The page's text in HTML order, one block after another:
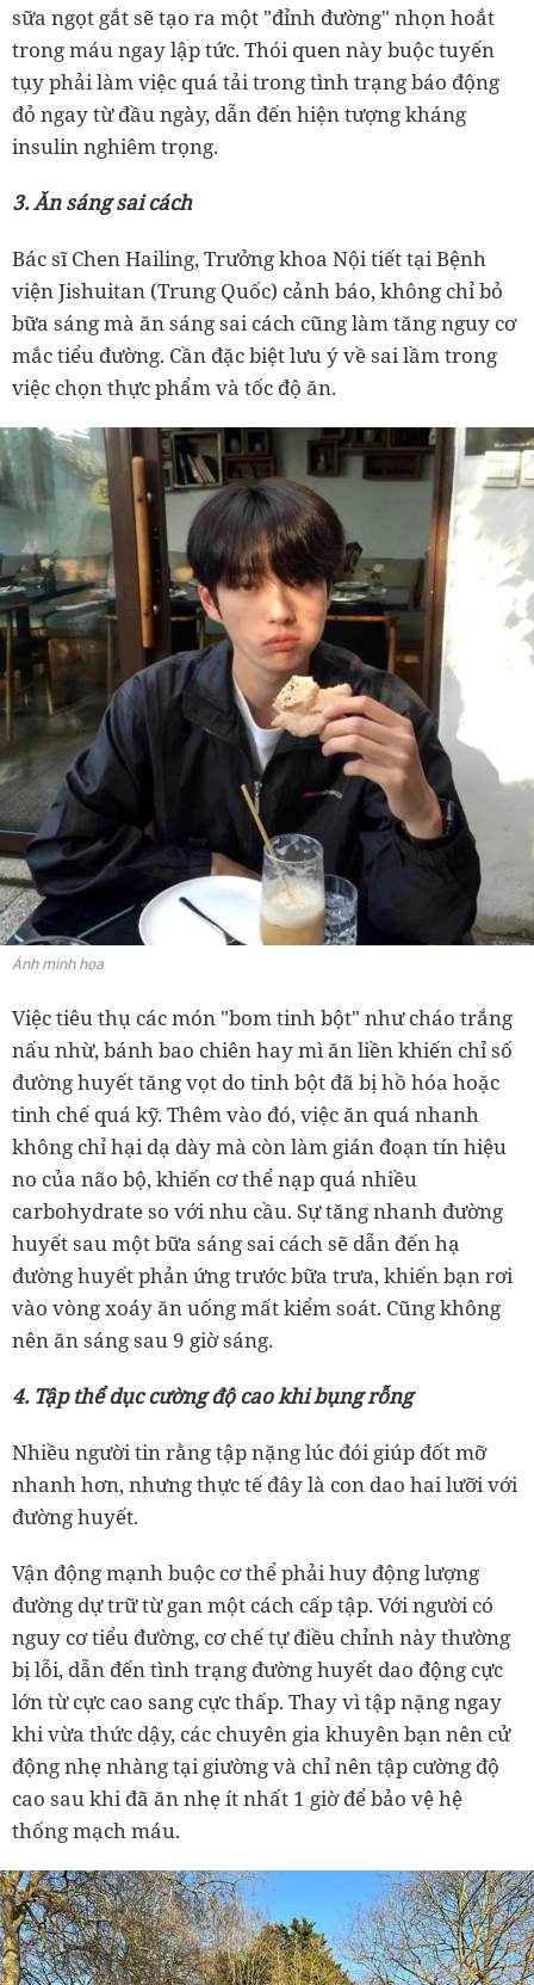
sữa ngọt gắt sẽ tạo ra một "đỉnh đường" nhọn hoắt
trong máu ngay lập tức. Thói quen này buộc tuyến
tụy phải làm việc quá tải trong tình trạng báo động
đỏ ngay từ đầu ngày, dẫn đến hiện tượng kháng
insulin nghiêm trọng.
3. Ăn sáng sai cách
Bác sĩ Chen Hailing, Trưởng khoa Nội tiết tại Bệnh
viện Jishuitan (Trung Quốc) cảnh báo, không chỉ bỏ
bữa sáng mà ăn sáng sai cách cũng làm tăng nguy cơ
mắc tiểu đường. Cần đặc biệt lưu ý về sai lầm trong
việc chọn thực phẩm và tốc độ ăn.
Ảnh minh họa
Việc tiêu thụ các món "bom tinh bột" như cháo trắng
nấu nhừ, bánh bao chiên hay mì ăn liền khiến chỉ số
đường huyết tăng vọt do tinh bột đã bị hồ hóa hoặc
tinh chế quá kỹ. Thêm vào đó, việc ăn quá nhanh
không chỉ hại dạ dày mà còn làm gián đoạn tín hiệu
no của não bộ, khiến cơ thể nạp quá nhiều
carbohydrate so với nhu cầu. Sự tăng nhanh đường
huyết sau một bữa sáng sai cách sẽ dẫn đến hạ
đường huyết phản ứng trước bữa trưa, khiến bạn rơi
vào vòng xoáy ăn uống mất kiểm soát. Cũng không
nên ăn sáng sau 9 giờ sáng.
4. Tập thể dục cường độ cao khi bụng rỗng
Nhiều người tin rằng tập nặng lúc đói giúp đốt mỡ
nhanh hơn, nhưng thực tế đây là con dao hai lưỡi với
đường huyết.
Vận động mạnh buộc cơ thể phải huy động lượng
đường dự trữ từ gan một cách cấp tập. Với người có
nguy cơ tiểu đường, cơ chế tự điều chỉnh này thường
bị lỗi, dẫn đến tình trạng đường huyết dao động cực
lớn từ cực cao sang cực thấp. Thay vì tập nặng ngay
khi vừa thức dậy, các chuyên gia khuyên bạn nên cử
động nhẹ nhàng tại giường và chỉ nên tập cường độ
cao sau khi đã ăn nhẹ ít nhất 1 giờ để bảo vệ hệ
thống mạch máu.